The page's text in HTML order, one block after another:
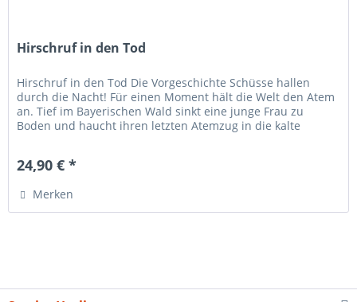
Hirschruf in den Tod
Hirschruf in den Tod Die Vorgeschichte Schüsse hallen
durch die Nacht! Für einen Moment hält die Welt den Atem
an. Tief im Bayerischen Wald sinkt eine junge Frau zu
Boden und haucht ihren letzten Atemzug in die kalte
24,90 € *
Merken